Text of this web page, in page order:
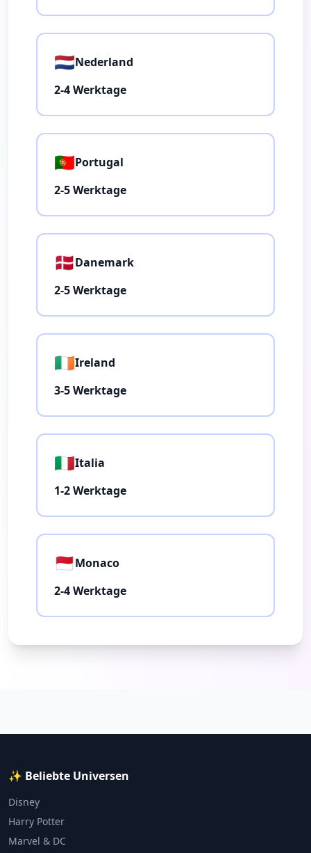
🇳🇱Nederland
2-4 Werktage
🇵🇹Portugal
2-5 Werktage
🇩🇰Danemark
2-5 Werktage
🇮🇪Ireland
3-5 Werktage
🇮🇹Italia
1-2 Werktage
🇲🇨Monaco
2-4 Werktage
✨ Beliebte Universen
Disney
Harry Potter
Marvel & DC